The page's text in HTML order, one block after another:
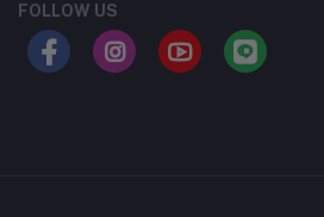
FOLLOW US